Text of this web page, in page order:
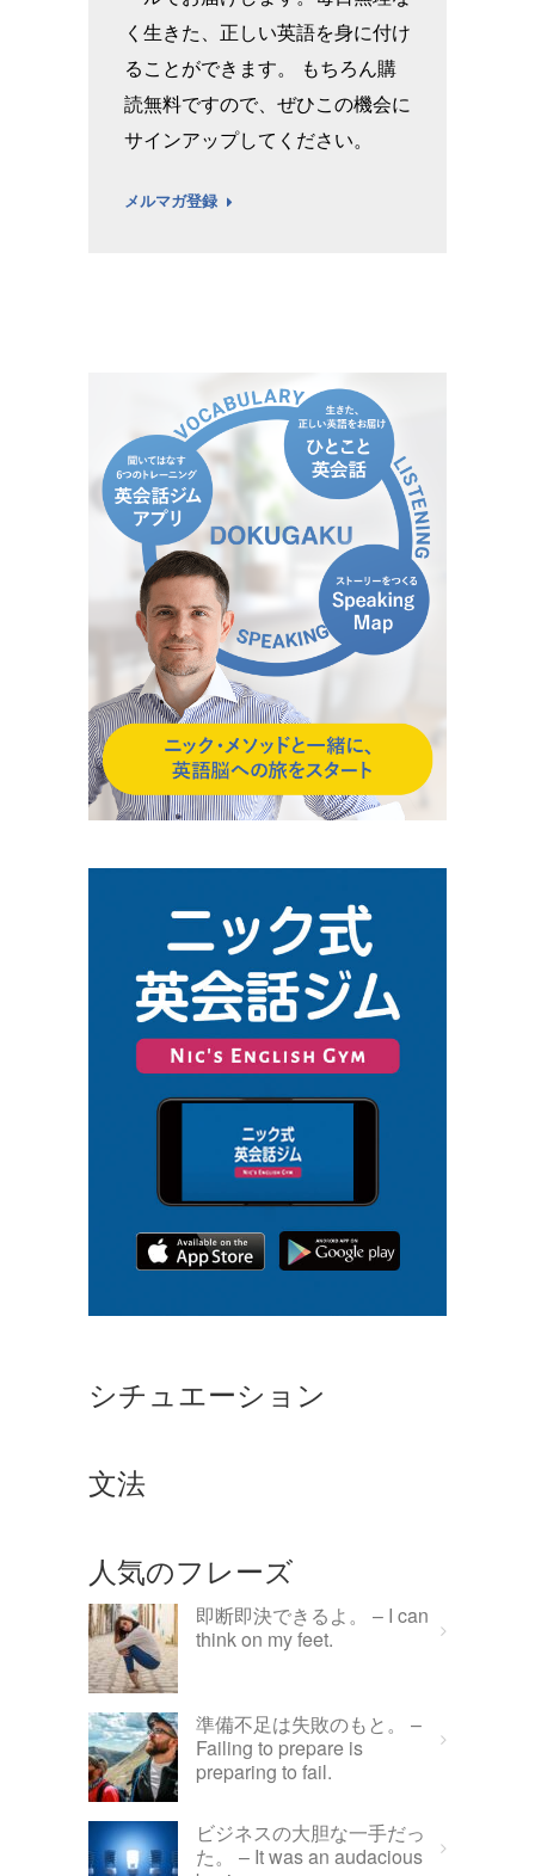
く生きた、正しい英語を身に付け
ることができます。 もちろん購
読無料ですので、ぜひこの機会に
サインアップしてください。
メルマガ登録
シチュエーション
文法
人気のフレーズ
即断即決できるよ。 – I can
think on my feet.
準備不足は失敗のもと。 –
Failing to prepare is
preparing to fail.
ビジネスの大胆な一手だっ
た。 – It was an audacious